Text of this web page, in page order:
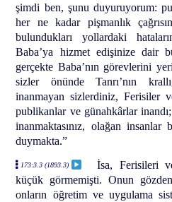
şimdi ben, şunu duyuruyorum:
her ne kadar pişmanlık
bulundukları yollardaki
Baba’ya hizmet edişinize dair
gerçekte Baba’nın görevlerini
sizler önünde Tanrı’nın
inanmayan sizlerdiniz, Ferisiler
publikanlar ve günahkârlar
inanmaktasınız, olağan
duymakta.”
173:3.3 (1893.3)
İsa, Ferisileri
küçük görmemişti. Onun
onların öğretim ve uygulama